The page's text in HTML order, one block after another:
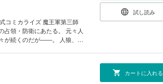
ズ 魔王軍第三師
占領・防衛にあたる。 元々人
が続くのだが――。 人狼、ヴ
試し読み
カートに入れる